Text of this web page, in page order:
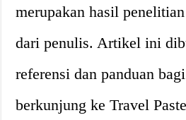
merupakan hasil
dari penulis. Artikel ini
referensi dan panduan
berkunjung ke Travel